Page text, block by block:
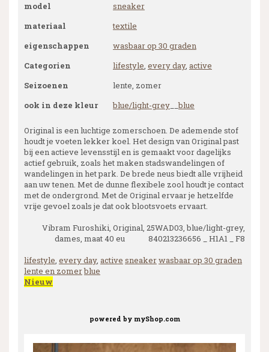
model
sneaker
materiaal
textile
eigenschappen
wasbaar op 30 graden
Categorien
lifestyle, every day, active
Seizoenen
lente, zomer
ook in deze kleur
blue/light-grey __blue
Original is een luchtige zomerschoen. De ademende stof
houdt je voeten lekker koel. Het design van Original past
bij een actieve levensstijl en is gemaakt voor dagelijks
actief gebruik, zoals het maken stadswandelingen of
wandelingen in het park. De brede neus biedt alle vrijheid
aan uw tenen. Met de dunne flexibele zool houdt je contact
met de ondergrond. Met de Original ervaar je hetzelfde
vrije gevoel zoals je dat ook blootsvoets ervaart.
Vibram Furoshiki, Original, 25WAD03, blue/light-grey,
dames, maat 40 eu 840213236656 _ H1A1 _ F8
lifestyle, every day, active sneakerwasbaar op 30 graden
lente en zomerblue
Nieuw
powered by myShop.com